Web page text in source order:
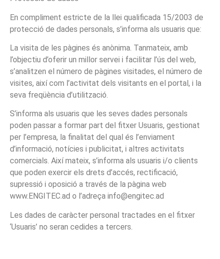
En compliment estricte de la llei qualificada 15/2003 de
protecció de dades personals, s’informa als usuaris que:
La visita de les pàgines és anònima. Tanmateix, amb
l’objectiu d’oferir un millor servei i facilitar l’ús del web,
s’analitzen el número de pàgines visitades, el número de
visites, així com l’activitat dels visitants en el portal, i la
seva freqüència d’utilització.
S’informa als usuaris que les seves dades personals
poden passar a formar part del fitxer Usuaris, gestionat
per l’empresa, la finalitat del qual és l’enviament
d’informació, notícies i publicitat, i altres activitats
comercials. Així mateix, s’informa als usuaris i/o clients
que poden exercir els drets d’accés, rectificació,
supressió i oposició a través de la pàgina web
www.ENGITEC.ad o l’adreça info@engitec.ad
Les dades de caràcter personal tractades en el fitxer
‘Usuaris’ no seran cedides a tercers.